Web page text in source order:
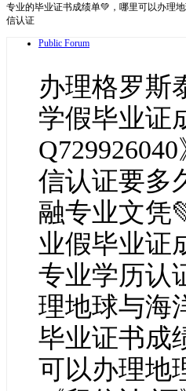
专业的毕业证书成绩单💚，哪里可以办理
信认证
Public Forum
办理格罗斯
学假毕业证
信认证要多
融专业文凭
业假毕业证
专业学历认
理地球与海
毕业证书成
可以办理地